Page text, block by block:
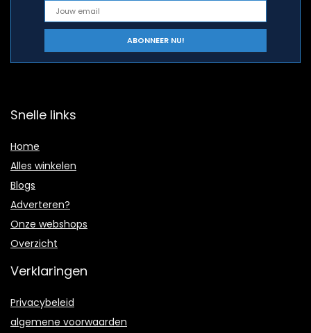
Snelle links
Home
Alles winkelen
Blogs
Adverteren?
Onze webshops
Overzicht
Verklaringen
Privacybeleid
algemene voorwaarden